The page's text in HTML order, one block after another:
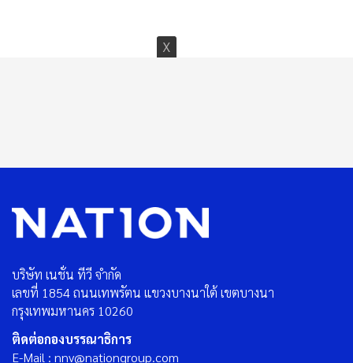
บริษัท เนชั่น ทีวี จำกัด
เลขที่ 1854 ถนนเทพรัตน แขวงบางนาใต้ เขตบางนา
กรุงเทพมหานคร 10260
ติดต่อกองบรรณาธิการ
E-Mail : nnv@nationgroup.com